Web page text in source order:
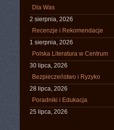
Dla Was
2 sierpnia, 2026
Recenzje i Rekomendacje
1 sierpnia, 2026
Polska Literatura w Centrum
30 lipca, 2026
Bezpieczeństwo i Ryzyko
28 lipca, 2026
Poradniki i Edukacja
25 lipca, 2026